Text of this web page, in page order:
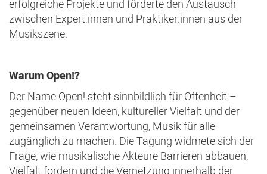
erfolgreiche Projekte und förderte den Austausch
zwischen Expert:innen und Praktiker:innen aus der
Musikszene.
Warum Open!?
Der Name Open! steht sinnbildlich für Offenheit –
gegenüber neuen Ideen, kultureller Vielfalt und der
gemeinsamen Verantwortung, Musik für alle
zugänglich zu machen. Die Tagung widmete sich der
Frage, wie musikalische Akteure Barrieren abbauen,